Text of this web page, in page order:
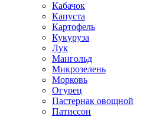
Кабачок
Капуста
Картофель
Кукуруза
Лук
Мангольд
Микрозелень
Морковь
Огурец
Пастернак овощной
Патиссон